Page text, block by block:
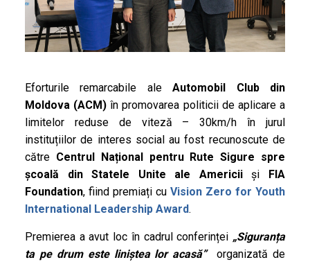
Eforturile remarcabile aleAutomobil Club din
Moldova (ACM) în promovarea politicii de aplicare a
limitelor reduse de viteză – 30km/h în jurul
instituțiilor de interes social au fost recunoscute de
către Centrul Național pentru Rute Sigure spre
școală din Statele Unite ale Americiiși
FIA
Foundation, fiind premiați cu Vision Zero for Youth
International Leadership Award.
Premierea a avut loc în cadrul conferinței „Siguranța
ta pe drum este liniștea lor acasă”organizată de